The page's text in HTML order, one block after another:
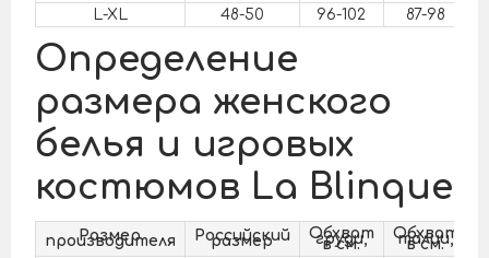
L-XL
48-50 96-102 87-98
Определение
размера женского
белья и игровых
костюмов La Blinque
Размер
производителя Российский
размер Обхват
груди,
в см.
Обхват
талии,
в см.